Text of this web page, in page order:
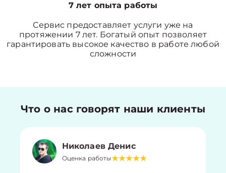
7 лет опыта работы
Сервис предоставляет услуги уже на
протяжении 7 лет. Богатый опыт позволяет
гарантировать высокое качество в работе любой
сложности
Что о нас говорят наши клиенты
Николаев Денис
Оценка работы